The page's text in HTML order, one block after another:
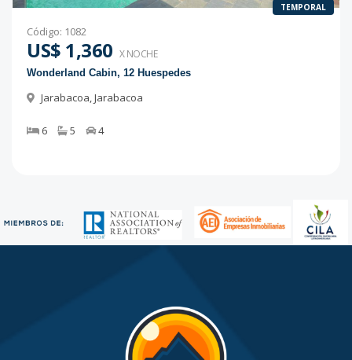
TEMPORAL
Código: 1082
US$ 1,360 X NOCHE
Wonderland Cabin, 12 Huespedes
Jarabacoa,Jarabacoa
6 5 4